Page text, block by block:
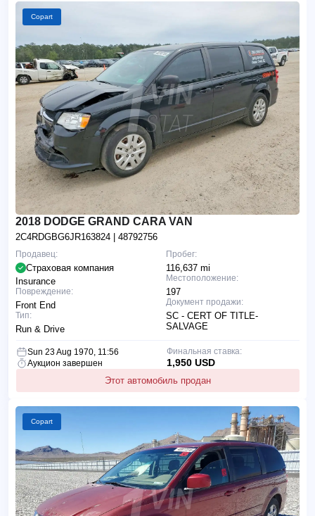
Copart
2018 DODGE GRAND CARA VAN
2C4RDGBG6JR163824 | 48792756
Пробег:
116,637 mi
Местоположение:
197
Документ продажи:
SC - CERT OF TITLE-
SALVAGE
Продавец:
Страховая компания
Insurance
Повреждение:
Front End
Тип:
Run & Drive
Sun 23 Aug 1970, 11:56
Аукцион завершен
Этот автомобиль продан
Финальная ставка:
1,950 USD
Copart